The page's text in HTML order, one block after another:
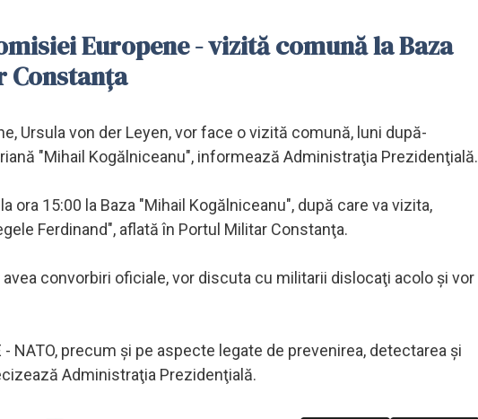
Europene - vizită comună la Baza
Constanţa
Ursula von der Leyen, vor face o vizită comună, luni după-
"Mihail Kogălniceanu", informează Administraţia Prezidenţială.
ora 15:00 la Baza "Mihail Kogălniceanu", după care va vizita,
Ferdinand", aflată în Portul Militar Constanţa.
convorbiri oficiale, vor discuta cu militarii dislocaţi acolo şi vor
NATO, precum şi pe aspecte legate de prevenirea, detectarea şi
Administraţia Prezidenţială.